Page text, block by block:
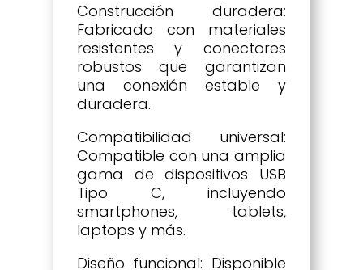
Construcción duradera:
Fabricado con materiales
resistentes y conectores
robustos que garantizan
una conexión estable y
duradera.
Compatibilidad universal:
Compatible con una amplia
gama de dispositivos USB
Tipo C, incluyendo
smartphones, tablets,
laptops y más.
Diseño funcional: Disponible